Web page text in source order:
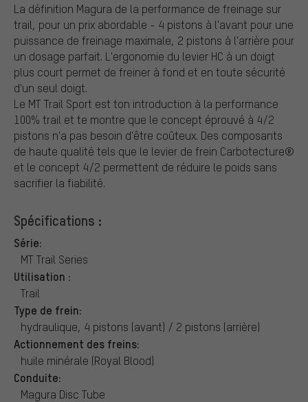
La définition Magura de la performance de freinage sur
trail, pour un prix abordable - 4 pistons à l'avant pour une
puissance de freinage maximale, 2 pistons à l'arrière pour
un dosage parfait. L'ergonomie du levier HC à un doigt
plus court permet de freiner à fond et en toute sécurité
d'un seul doigt.
Le MT Trail Sport est ton introduction à la performance
100% trail et te montre que le concept éprouvé à 4/2
pistons n'a pas besoin d'être coûteux. Des composants
de haute qualité tels que le levier de frein Carbotecture®
et le concept 4/2 permettent de réduire le poids sans
sacrifier la fiabilité.
Spécifications :
Série:
MT Trail Series
Utilisation :
Trail
Type de frein:
hydraulique, 4 pistons (avant) / 2 pistons (arrière)
Actionnement des freins:
huile minérale (Royal Blood)
Conduite:
Magura Disc Tube